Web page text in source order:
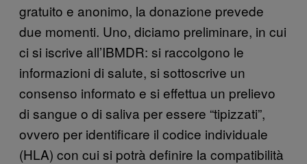
gratuito e anonimo, la donazione prevede
due momenti. Uno, diciamo preliminare, in cui
ci si iscrive all’IBMDR: si raccolgono le
informazioni di salute, si sottoscrive un
consenso informato e si effettua un prelievo
di sangue o di saliva per essere “tipizzati”,
ovvero per identificare il codice individuale
(HLA) con cui si potrà definire la compatibilità